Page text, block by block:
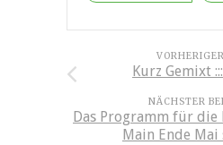
Kurz Gemixt
NÄCHSTER
Das Programm für die
Main Ende Mai